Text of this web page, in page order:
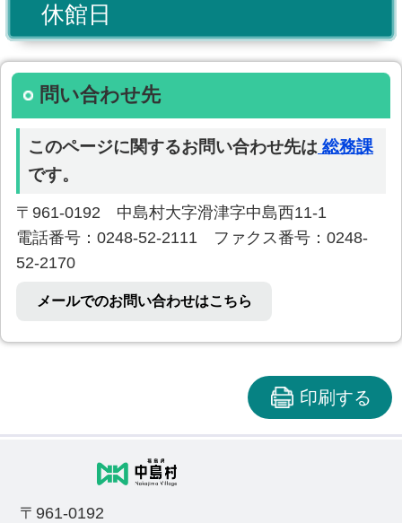
休館日
問い合わせ先
このページに関するお問い合わせ先は 総務課
です。
〒961-0192 中島村大字滑津字中島西11-1
電話番号：0248-52-2111 ファクス番号：0248-
52-2170
メールでのお問い合わせはこちら
印刷する
〒961-0192